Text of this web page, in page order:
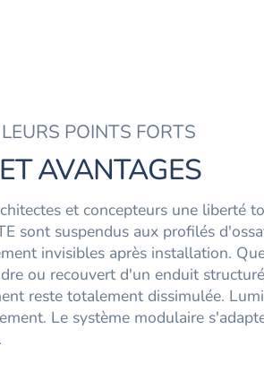
POINTS FORTS
AVANTAGES
et concepteurs une liberté
sont suspendus aux profilés
invisibles après installation.
ou recouvert d'un enduit
reste totalement dissimulée.
Le système modulaire